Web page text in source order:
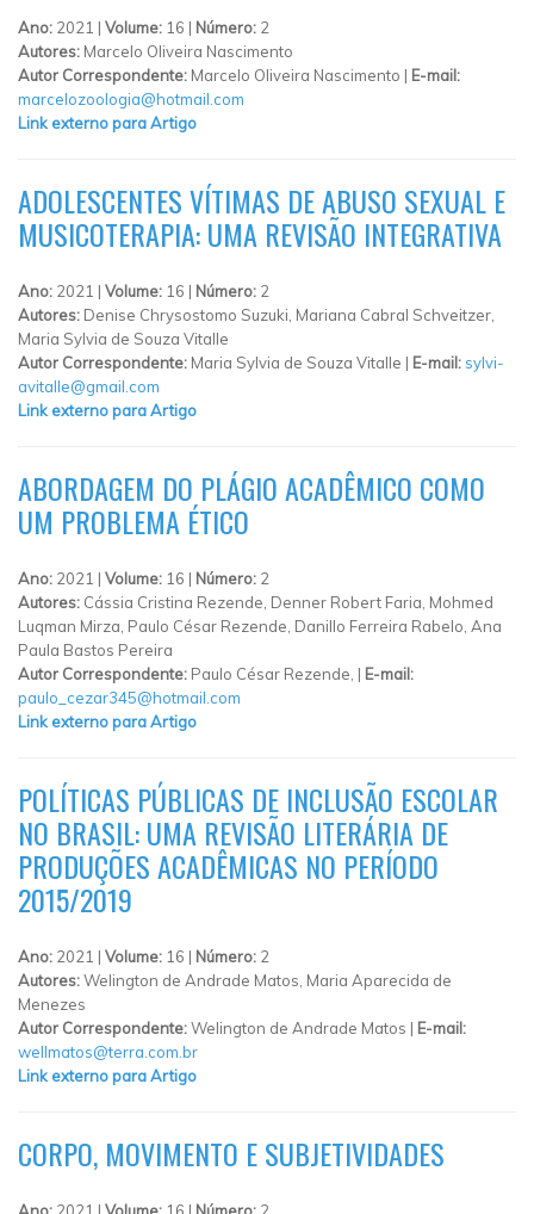
Ano: 2021 | Volume: 16 | Número: 2
Autores: Marcelo Oliveira Nascimento
Autor Correspondente: Marcelo Oliveira Nascimento | E-mail:
marcelozoologia@hotmail.com
Link externo para Artigo
ADOLESCENTES VÍTIMAS DE ABUSO SEXUAL E
MUSICOTERAPIA: UMA REVISÃO INTEGRATIVA
Ano: 2021 | Volume: 16 | Número: 2
Autores: Denise Chrysostomo Suzuki, Mariana Cabral Schveitzer,
Maria Sylvia de Souza Vitalle
Autor Correspondente: Maria Sylvia de Souza Vitalle | E-mail: sylvi-
avitalle@gmail.com
Link externo para Artigo
ABORDAGEM DO PLÁGIO ACADÊMICO COMO
UM PROBLEMA ÉTICO
Ano: 2021 | Volume: 16 | Número: 2
Autores: Cássia Cristina Rezende, Denner Robert Faria, Mohmed
Luqman Mirza, Paulo César Rezende, Danillo Ferreira Rabelo, Ana
Paula Bastos Pereira
Autor Correspondente: Paulo César Rezende, | E-mail:
paulo_cezar345@hotmail.com
Link externo para Artigo
POLÍTICAS PÚBLICAS DE INCLUSÃO ESCOLAR
NO BRASIL: UMA REVISÃO LITERÁRIA DE
PRODUÇÕES ACADÊMICAS NO PERÍODO
2015/2019
Ano: 2021 | Volume: 16 | Número: 2
Autores:Welington de Andrade Matos, Maria Aparecida de
Menezes
Autor Correspondente:Welington de Andrade Matos | E-mail:
wellmatos@terra.com.br
Link externo para Artigo
CORPO, MOVIMENTO E SUBJETIVIDADES
Ano: 2021 | Volume: 16 | Número: 2